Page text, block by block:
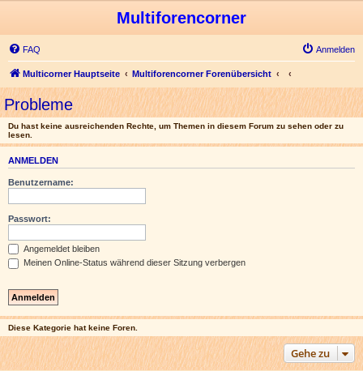
Multiforencorner
FAQ Anmelden
Multicorner Hauptseite Multiforencorner Forenübersicht
Probleme
Du hast keine ausreichenden Rechte, um Themen in diesem Forum zu sehen oder zu
lesen.
ANMELDEN
Benutzername:
Passwort:
Angemeldet bleiben
Meinen Online-Status während dieser Sitzung verbergen
Diese Kategorie hat keine Foren.
Gehe zu